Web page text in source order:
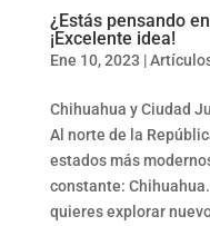
¿Estás pensando
¡Excelente idea!
Ene 10, 2023 |
Chihuahua y Ciudad
Al norte de la
estados más
constante:
quieres explorar